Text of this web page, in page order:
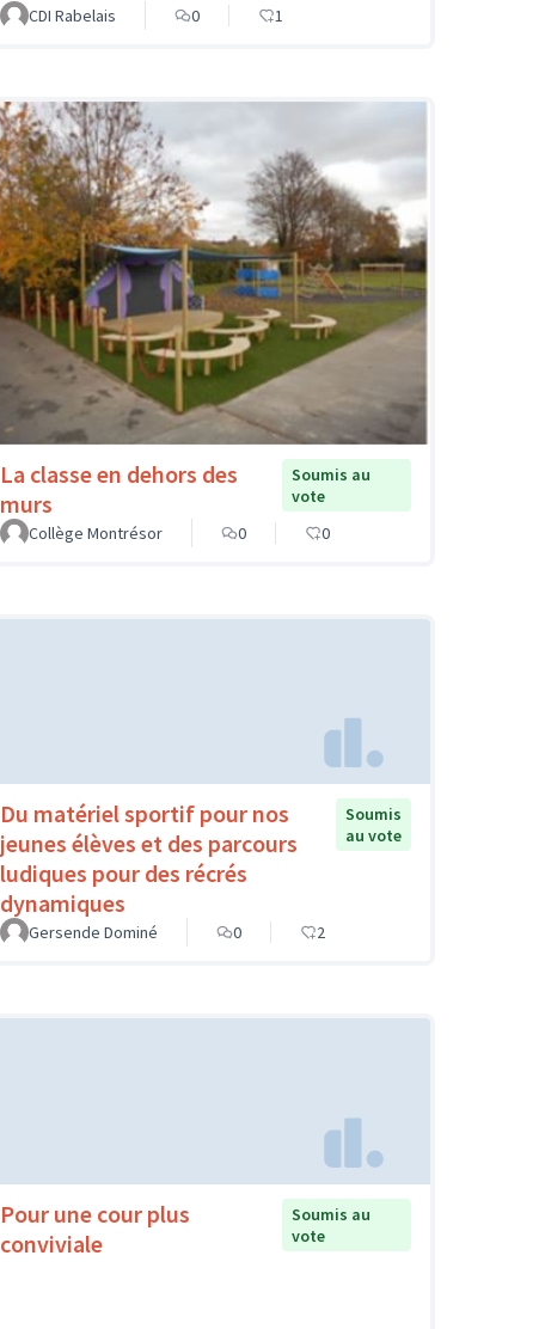
CDI Rabelais 0 1
La classe en dehors des
murs
Soumis au
vote
Collège Montrésor
0 0
Du matériel sportif pour nos
jeunes élèves et des parcours
ludiques pour des récrés
dynamiques
Soumis
au vote
Gersende Dominé 0 2
Pour une cour plus
conviviale
Soumis au
vote